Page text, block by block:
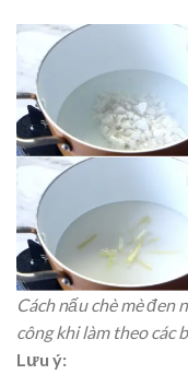
Cách nấu chè mè đen
công khi làm theo các
Lưu ý: